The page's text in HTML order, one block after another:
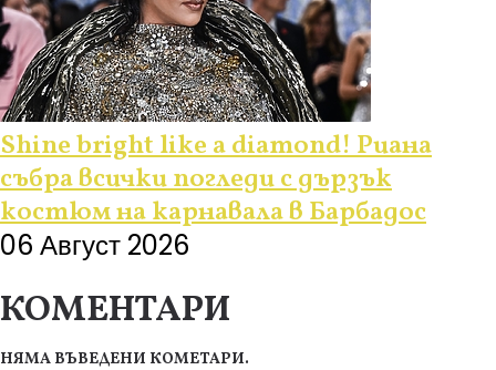
Shine bright like a diamond! Риана
събра всички погледи с дързък
костюм на карнавала в Барбадос
06 Август 2026
КОМЕНТАРИ
НЯМА ВЪВЕДЕНИ КОМЕТАРИ.